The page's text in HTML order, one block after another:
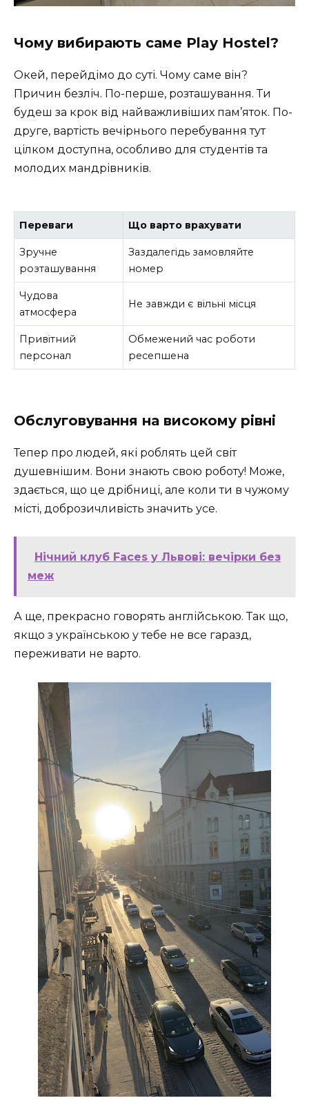
Чому вибирають саме Play Hostel?
Окей, перейдімо до суті. Чому саме він?
Причин безліч. По-перше, розташування. Ти
будеш за крок від найважливіших пам’яток. По-
друге, вартість вечірнього перебування тут
цілком доступна, особливо для студентів та
молодих мандрівників.
Переваги Що варто врахувати
Зручне
розташування
Заздалегідь замовляйте
номер
Чудова
атмосфера
Не завжди є вільні місця
Привітний
персонал
Обмежений час роботи
ресепшена
Обслуговування на високому рівні
Тепер про людей, які роблять цей світ
душевнішим. Вони знають свою роботу! Може,
здається, що це дрібниці, але коли ти в чужому
місті, доброзичливість значить усе.
Нічний клуб Faces у Львові: вечірки без
меж
А ще, прекрасно говорять англійською. Так що,
якщо з українською у тебе не все гаразд,
переживати не варто.